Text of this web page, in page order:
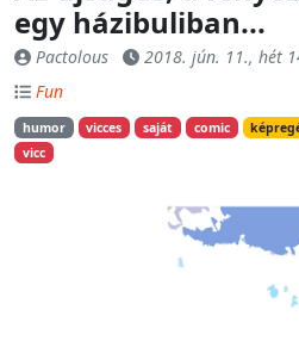
egy házibuliban...
Pactolous 2018. jún. 11., hét
Fun
humor vicces saját comic
vicc